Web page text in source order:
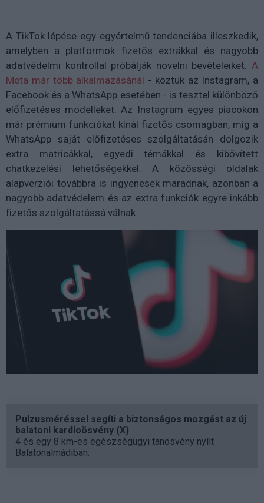
A TikTok lépése egy egyértelmű tendenciába illeszkedik,
amelyben a platformok fizetős extrákkal és nagyobb
adatvédelmi kontrollal próbálják növelni bevételeiket. A
Meta már több alkalmazásánál - köztük az Instagram, a
Facebook és a WhatsApp esetében - is tesztel különböző
előfizetéses modelleket. Az Instagram egyes piacokon
már prémium funkciókat kínál fizetős csomagban, míg a
WhatsApp saját előfizetéses szolgáltatásán dolgozik
extra matricákkal, egyedi témákkal és kibővített
chatkezelési lehetőségekkel. A közösségi oldalak
alapverziói továbbra is ingyenesek maradnak, azonban a
nagyobb adatvédelem és az extra funkciók egyre inkább
fizetős szolgáltatássá válnak.
Pulzusméréssel segíti a biztonságos mozgást az új
balatoni kardioösvény (X)
4 és egy 8 km-es egészségügyi tanösvény nyílt
Balatonalmádiban.